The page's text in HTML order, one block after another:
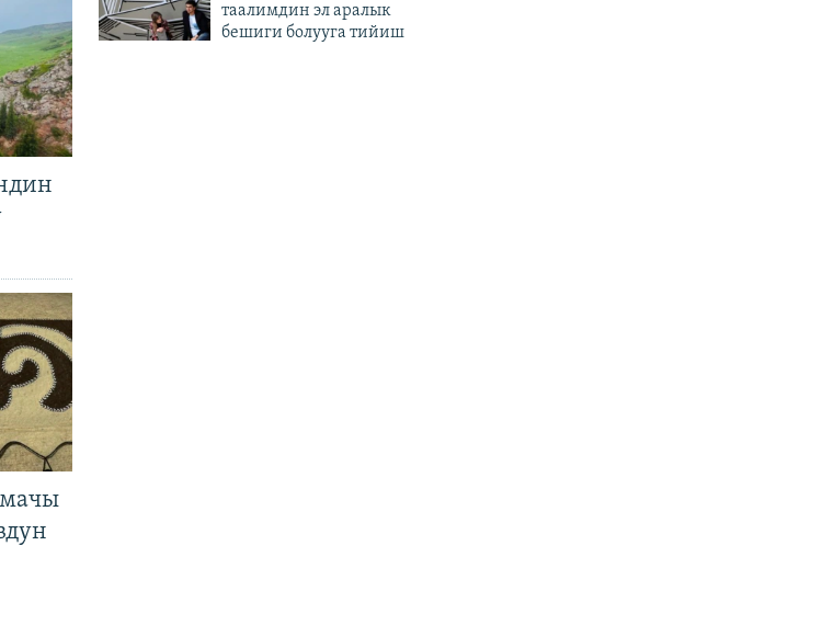
таалимдин эл аралык
бешиги болууга тийиш